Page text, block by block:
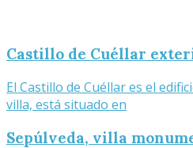
Castillo de Cuéllar
El Castillo de Cuéllar es el
villa, está situado en
Sepúlveda, villa